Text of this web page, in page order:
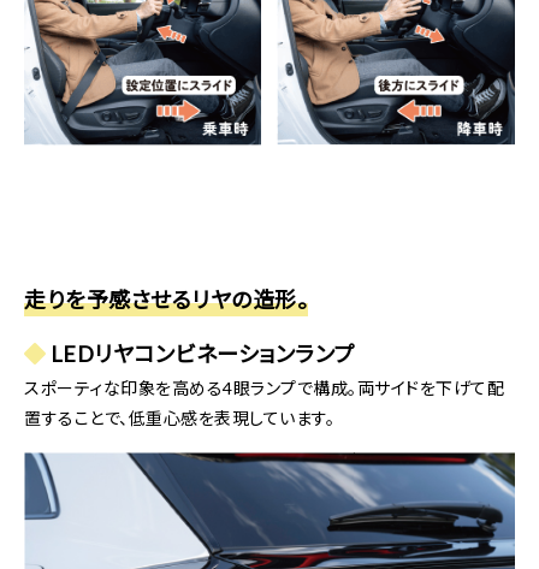
▲冬は中華まんも販売(400円〜 税込)
産着から七五三、成人式、卒業袴等、人生の節目に欠かす事
の出来ない衣装を取り揃えたアンテナショップ。
埼玉県さいたま市北区土呂町2-24-3
木曜日（祝日の場合は開館）、年末年始、臨時休館日
あり
（3月～10月）9:00～16:30 ※入館は16:00まで
（11月～2月）9:00～16:00 ※入館は15:30まで
専用駐車場あり
https://www.bonsai-art-museum.jp/ja/
走りを予感させるリヤの造形。
LEDリヤコンビネーションランプ
スポーティな印象を高める4眼ランプで構成。両サイドを下げて配
置することで、低重心感を表現しています。